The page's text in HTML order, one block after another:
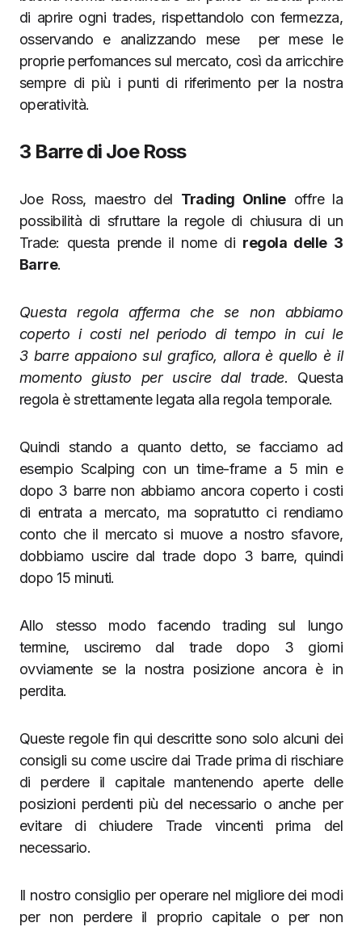
di aprire ogni trades, rispettandolo con fermezza,
osservando e analizzando mese per mese le
proprie perfomances sul mercato, così da arricchire
sempre di più i punti di riferimento per la nostra
operatività.
3 Barre di Joe Ross
Joe Ross, maestro del Trading Onlineoffre la
possibilità di sfruttare la regole di chiusura di un
Trade: questa prende il nome di regola delle 3
Barre.
Questa regola afferma che se non abbiamo
coperto i costi nel periodo di tempo in cui le
3 barre appaiono sul grafico, allora è quello è il
momento giusto per uscire dal trade. Questa
regola è strettamente legata alla regola temporale.
Quindi stando a quanto detto, se facciamo ad
esempio Scalping con un time-frame a 5 min e
dopo 3 barre non abbiamo ancora coperto i costi
di entrata a mercato, ma sopratutto ci rendiamo
conto che il mercato si muove a nostro sfavore,
dobbiamo uscire dal trade dopo 3 barre, quindi
dopo 15 minuti.
Allo stesso modo facendo trading sul lungo
termine, usciremo dal trade dopo 3 giorni
ovviamente se la nostra posizione ancora è in
perdita.
Queste regole fin qui descritte sono solo alcuni dei
consigli su come uscire dai Trade prima di rischiare
di perdere il capitale mantenendo aperte delle
posizioni perdenti più del necessario o anche per
evitare di chiudere Trade vincenti prima del
necessario.
Il nostro consiglio per operare nel migliore dei modi
per non perdere il proprio capitale o per non